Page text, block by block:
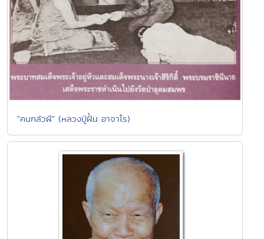
"คนกลัวผี" (หลวงปู่ฝั้น อาจาโร)